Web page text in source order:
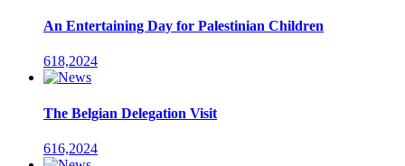
An Entertaining Day for Palestinian Children
618,2024
The Belgian Delegation Visit
616,2024